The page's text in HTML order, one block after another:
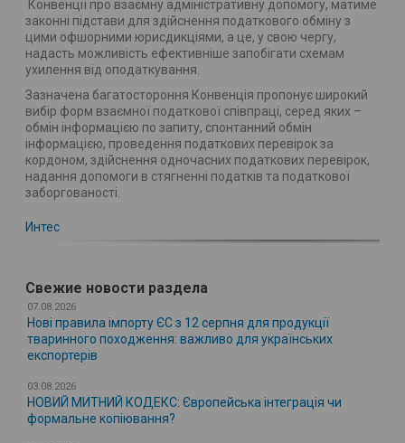
Конвенції про взаємну адміністративну допомогу, матиме
законні підстави для здійснення податкового обміну з
цими офшорними юрисдикціями, а це, у свою чергу,
надасть можливість ефективніше запобігати схемам
ухилення від оподаткування.
Зазначена багатостороння Конвенція пропонує широкий
вибір форм взаємної податкової співпраці, серед яких –
обмін інформацією по запиту, спонтанний обмін
інформацією, проведення податкових перевірок за
кордоном, здійснення одночасних податкових перевірок,
надання допомоги в стягненні податків та податкової
заборгованості.
Интес
Свежие новости раздела
07.08.2026
Нові правила імпорту ЄС з 12 серпня для продукції
тваринного походження: важливо для українських
експортерів
03.08.2026
НОВИЙ МИТНИЙ КОДЕКС: Європейська інтеграція чи
формальне копіювання?